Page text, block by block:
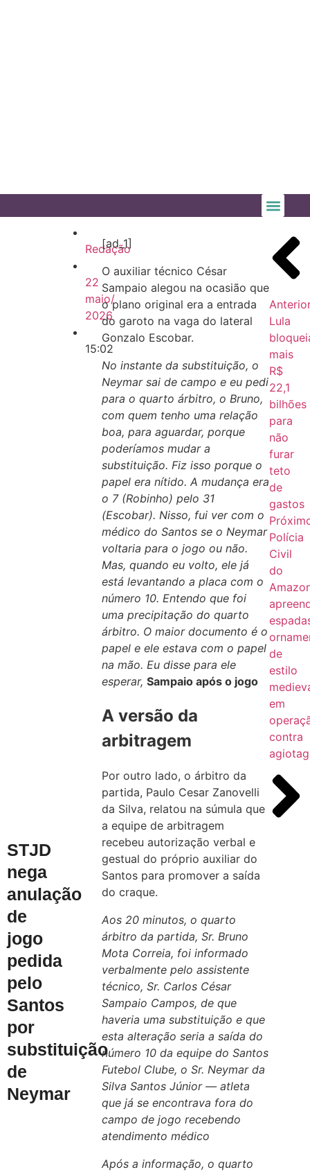
STJD
nega
anulação
de
jogo
pedida
pelo
Santos
por
substituição
de
Neymar
Redação
22
maio/
2026
15:02
[ad_1]
O auxiliar técnico César
Sampaio alegou na ocasião que
o plano original era a entrada
do garoto na vaga do lateral
Gonzalo Escobar.
No instante da substituição, o
Neymar sai de campo e eu pedi
para o quarto árbitro, o Bruno,
com quem tenho uma relação
boa, para aguardar, porque
poderíamos mudar a
substituição. Fiz isso porque o
papel era nítido. A mudança era
o 7 (Robinho) pelo 31
(Escobar). Nisso, fui ver com o
médico do Santos se o Neymar
voltaria para o jogo ou não.
Mas, quando eu volto, ele já
está levantando a placa com o
número 10. Entendo que foi
uma precipitação do quarto
árbitro. O maior documento é o
papel e ele estava com o papel
na mão. Eu disse para ele
esperar, Sampaio após o jogo
A versão da
arbitragem
Por outro lado, o árbitro da
partida, Paulo Cesar Zanovelli
da Silva, relatou na súmula que
a equipe de arbitragem
recebeu autorização verbal e
gestual do próprio auxiliar do
Santos para promover a saída
do craque.
Aos 20 minutos, o quarto
árbitro da partida, Sr. Bruno
Mota Correia, foi informado
verbalmente pelo assistente
técnico, Sr. Carlos César
Sampaio Campos, de que
haveria uma substituição e que
esta alteração seria a saída do
número 10 da equipe do Santos
Futebol Clube, o Sr. Neymar da
Silva Santos Júnior — atleta
que já se encontrava fora do
campo de jogo recebendo
atendimento médico
Após a informação, o quarto
Lula
mais
R$
22,1
bilhões
para
não
furar
teto
de
gastos
Polícia
Civil
do
de
estilo
em
contra